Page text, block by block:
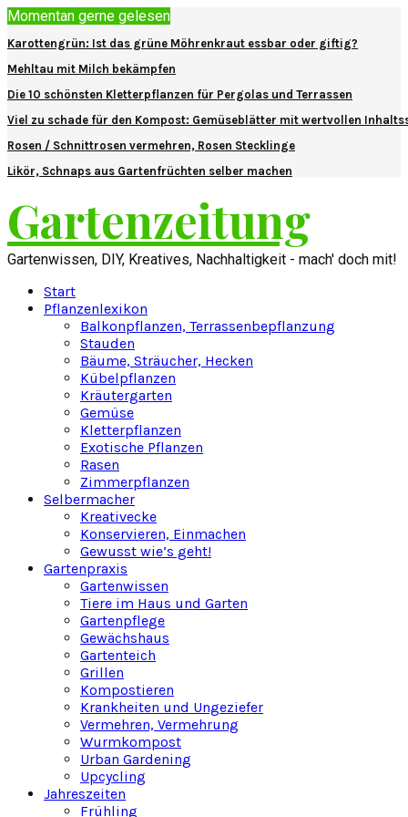
Momentan gerne gelesen
Karottengrün: Ist das grüne Möhrenkraut essbar oder giftig?
Mehltau mit Milch bekämpfen
Die 10 schönsten Kletterpflanzen für Pergolas und Terrassen
Viel zu schade für den Kompost: Gemüseblätter mit wertvollen
Rosen / Schnittrosen vermehren, Rosen Stecklinge
Likör, Schnaps aus Gartenfrüchten selber machen
Gartenzeitung
Gartenwissen, DIY, Kreatives, Nachhaltigkeit - mach' doch mit!
Start
Pflanzenlexikon
Balkonpflanzen, Terrassenbepflanzung
Stauden
Bäume, Sträucher, Hecken
Kübelpflanzen
Kräutergarten
Gemüse
Kletterpflanzen
Exotische Pflanzen
Rasen
Zimmerpflanzen
Selbermacher
Kreativecke
Konservieren, Einmachen
Gewusst wie’s geht!
Gartenpraxis
Gartenwissen
Tiere im Haus und Garten
Gartenpflege
Gewächshaus
Gartenteich
Grillen
Kompostieren
Krankheiten und Ungeziefer
Vermehren, Vermehrung
Wurmkompost
Urban Gardening
Upcycling
Jahreszeiten
Frühling